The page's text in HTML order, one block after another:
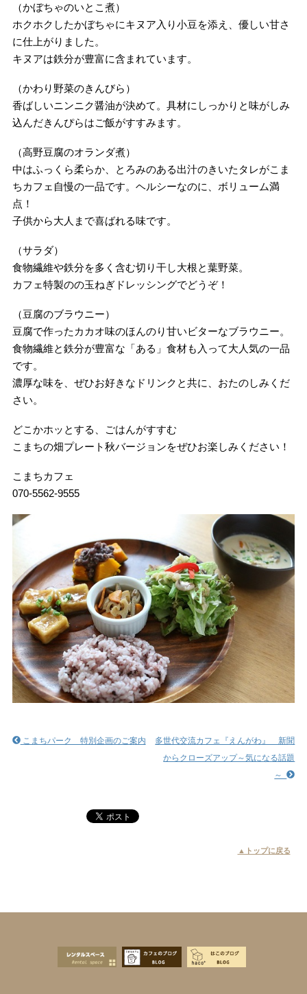
（かぼちゃのいとこ煮）
ホクホクしたかぼちゃにキヌア入り小豆を添え、優しい甘さ
に仕上がりました。
キヌアは鉄分が豊富に含まれています。
（かわり野菜のきんびら）
香ばしいニンニク醤油が決めて。具材にしっかりと味がしみ
込んだきんぴらはご飯がすすみます。
（高野豆腐のオランダ煮）
中はふっくら柔らか、とろみのある出汁のきいたタレがこま
ちカフェ自慢の一品です。ヘルシーなのに、ボリューム満
点！
子供から大人まで喜ばれる味です。
（サラダ）
食物繊維や鉄分を多く含む切り干し大根と葉野菜。
カフェ特製のの玉ねぎドレッシングでどうぞ！
（豆腐のブラウニー）
豆腐で作ったカカオ味のほんのり甘いビターなブラウニー。
食物繊維と鉄分が豊富な「ある」食材も入って大人気の一品
です。
濃厚な味を、ぜひお好きなドリンクと共に、おたのしみくだ
さい。
どこかホッとする、ごはんがすすむ
こまちの畑プレート秋バージョンをぜひお楽しみください！
こまちカフェ
070-5562-9555
多世代交流カフェ『えんがわ』 新聞
からクローズアップ～気になる話題
～
こまちパーク 特別企画のご案内
▲トップに戻る